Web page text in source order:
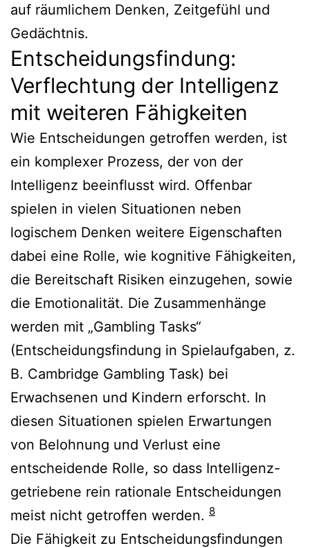
auf räumlichem Denken, Zeitgefühl und
Gedächtnis.
Entscheidungsfindung:
Verflechtung der Intelligenz
mit weiteren Fähigkeiten
Wie Entscheidungen getroffen werden, ist
ein komplexer Prozess, der von der
Intelligenz beeinflusst wird. Offenbar
spielen in vielen Situationen neben
logischem Denken weitere Eigenschaften
dabei eine Rolle, wie kognitive Fähigkeiten,
die Bereitschaft Risiken einzugehen, sowie
die Emotionalität. Die Zusammenhänge
werden mit „Gambling Tasks“
(Entscheidungsfindung in Spielaufgaben, z.
B. Cambridge Gambling Task) bei
Erwachsenen und Kindern erforscht. In
diesen Situationen spielen Erwartungen
von Belohnung und Verlust eine
entscheidende Rolle, so dass Intelligenz-
getriebene rein rationale Entscheidungen
meist nicht getroffen werden. 8
Die Fähigkeit zu Entscheidungsfindungen